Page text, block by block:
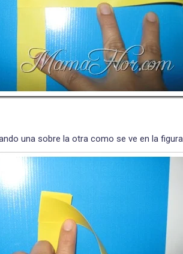
una sobre la otra como se ve en la figura.